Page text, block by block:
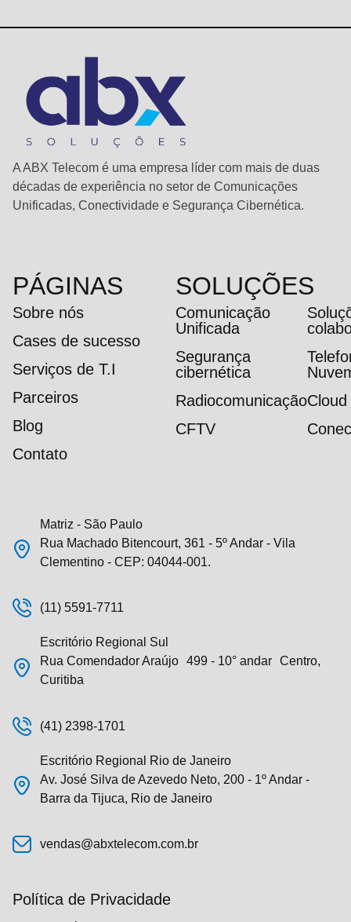
A ABX Telecom é uma empresa líder com mais de duas
décadas de experiência no setor de Comunicações
Unificadas, Conectividade e Segurança Cibernética.
PÁGINAS
Sobre nós
Cases de sucesso
Serviços de T.I
Parceiros
Blog
Contato
SOLUÇÕES
Comunicação
Unificada
Segurança
cibernética
RadiocomunicaçãoCloud
CFTV
Matriz - São Paulo
Rua Machado Bitencourt, 361 - 5º Andar - Vila
Clementino - CEP: 04044-001.
(11) 5591-7711
Escritório Regional Sul
Rua Comendador Araújo 499 - 10° andar Centro,
Curitiba
(41) 2398-1701
Escritório Regional Rio de Janeiro
Av. José Silva de Azevedo Neto, 200 - 1º Andar -
Barra da Tijuca, Rio de Janeiro
vendas@abxtelecom.com.br
Política de Privacidade